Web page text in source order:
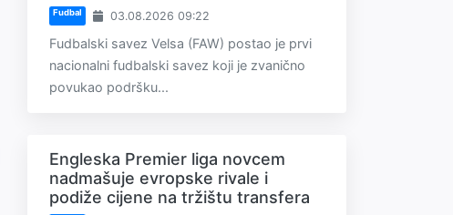
Fudbal 03.08.2026 09:22
Fudbalski savez Velsa (FAW) postao je prvi
nacionalni fudbalski savez koji je zvanično
povukao podršku...
Engleska Premier liga novcem
nadmašuje evropske rivale i
podiže cijene na tržištu transfera